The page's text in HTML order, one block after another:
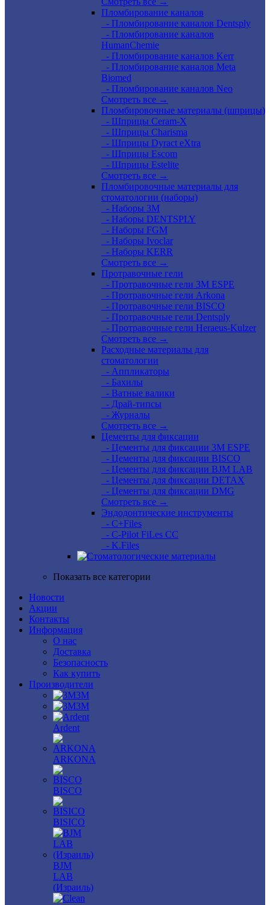
Пломбирование каналов
- Пломбирование каналов Dentsply
- Пломбирование каналов
HumanChemie
- Пломбирование каналов Kerr
- Пломбирование каналов Meta
Biomed
- Пломбирование каналов Neo
Смотреть все →
Пломбировочные материалы (шприцы)
- Шприцы Ceram-X
- Шприцы Charisma
- Шприцы Dyract eXtra
- Шприцы Escom
- Шприцы Estelite
Смотреть все →
Пломбировочные материалы для
стоматологии (наборы)
- Наборы 3М
- Наборы DENTSPLY
- Наборы FGM
- Наборы Ivoclar
- Наборы KERR
Смотреть все →
Протравочные гели
- Протравочные гели 3М ESPE
- Протравочные гели Arkona
- Протравочные гели BISCO
- Протравочные гели Dentsply
- Протравочные гели Heraeus-Kulzer
Смотреть все →
Расходные материалы для
стоматологии
- Аппликаторы
- Бахилы
- Ватные валики
- Драй-типсы
- Журналы
Смотреть все →
Цементы для фиксации
- Цементы для фиксации 3M ESPE
- Цементы для фиксации BISCO
- Цементы для фиксации BJM LAB
- Цементы для фиксации DETAX
- Цементы для фиксации DMG
Смотреть все →
Эндодонтические инструменты
- C+Files
- C-Pilot FiLes CC
- K.Files
Показать все категории
Новости
Акции
Контакты
Информация
О нас
Доставка
Безопасность
Как купить
Производители
3M
3М
Ardent
ARKONA
BISCO
BISICO
BJM
LAB
(Израиль)